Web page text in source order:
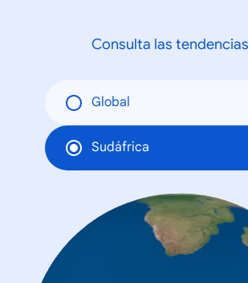
Consulta las
Global
Sudáfrica